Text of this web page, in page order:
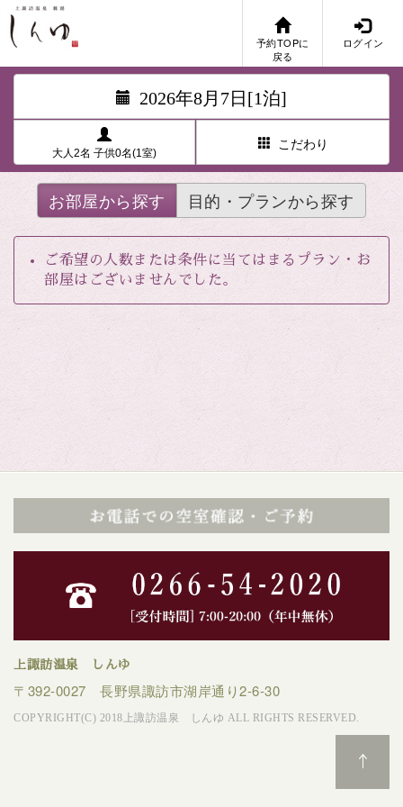
予約TOPに
戻る
ログイン
2026年8月7日[1泊]
大人2名 子供0名(1室)
こだわり
お部屋から探す 目的・プランから探す
ご希望の人数または条件に当てはまるプラン・お
部屋はございませんでした。
上諏訪温泉 しんゆ
〒392-0027 長野県諏訪市湖岸通り2-6-30
COPYRIGHT(C) 2018上諏訪温泉 しんゆ ALL RIGHTS RESERVED.